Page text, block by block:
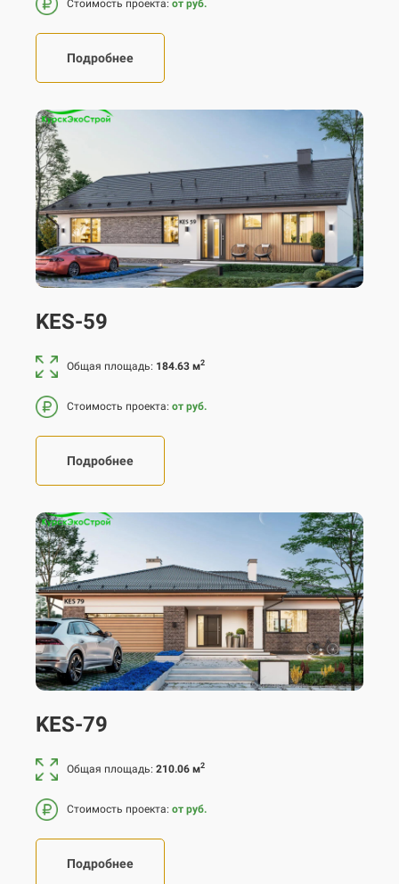
Стоимость проекта: от руб.
Подробнее
KES-59
Общая площадь: 184.63 м2
Стоимость проекта: от руб.
Подробнее
KES-79
Общая площадь: 210.06 м2
Стоимость проекта: от руб.
Подробнее